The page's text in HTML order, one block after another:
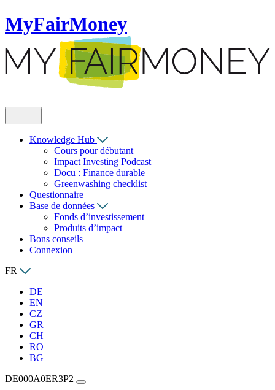
MyFairMoney
Knowledge Hub
Cours pour débutant
Impact Investing Podcast
Docu : Finance durable
Greenwashing checklist
Questionnaire
Base de données
Fonds d’investissement
Produits d’impact
Bons conseils
Connexion
FR
DE
EN
CZ
GR
CH
RO
BG
DE000A0ER3P2